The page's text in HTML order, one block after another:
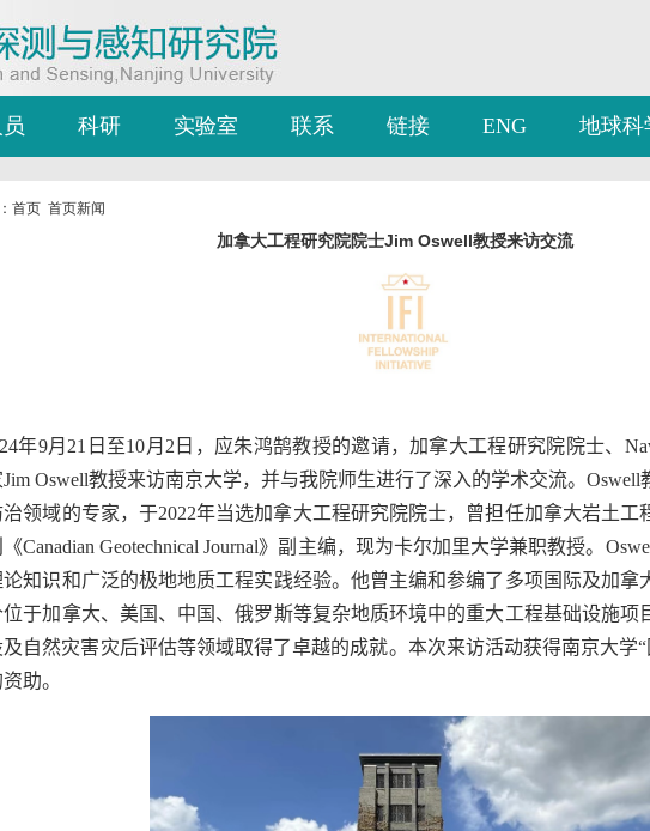
科研 实验室 联系 链接 ENG 地球科
首页 首页新闻
加拿大工程研究院院士Jim Oswell教授来访交流
年9月 21 日至10月 2 日，应朱鸿鹄教授的邀请，加拿大工程研究院院士、
Jim Oswell教授来访南京大学，并与我院师生进行了深入的学术交流。 Oswell
领域的专家，于2022年当选加拿大工程研究院院士，曾担任加拿大岩土工
《Canadian Geotechnical Journal》副主编，现为卡尔加里大学兼职教授。
知识和广泛的极地地质工程实践经验。他曾主编和参编了多项国际及加拿
于加拿大、美国、中国、俄罗斯等复杂地质环境中的重大工程基础设施项
自然灾害灾后评估等领域取得了卓越的成就。本次来访活动获得南京大学
助。